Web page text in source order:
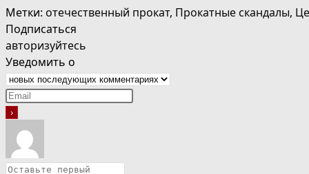
Метки: отечественный прокат, Прокатные скандалы,
Подписаться
авторизуйтесь
Уведомить о